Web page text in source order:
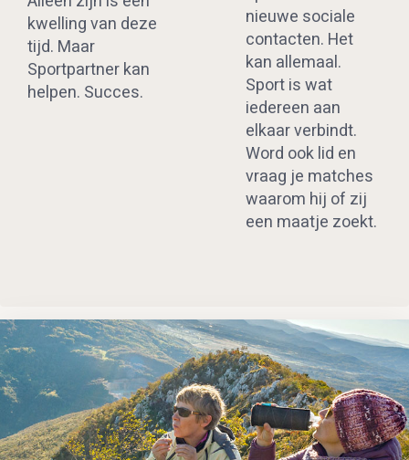
kwelling van deze
tijd. Maar
Sportpartner kan
helpen. Succes.
nieuwe sociale
contacten. Het
kan allemaal.
Sport is wat
iedereen aan
elkaar verbindt.
Word ook lid en
vraag je matches
waarom hij of zij
een maatje zoekt.